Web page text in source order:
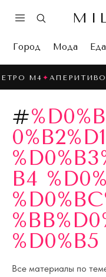
Город Мода Еда
M4✦ АПЕРИТИВО-
#
B4
%D0%B5
Все материалы по